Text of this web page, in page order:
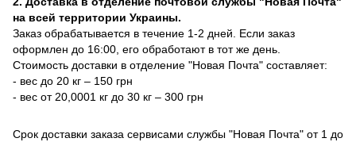
на всей территории Украины.
Заказ обрабатывается в течение 1-2 дней. Если заказ
оформлен до 16:00, его обработают в тот же день.
Стоимость доставки в отделение "Новая Почта" составляет:
- вес до 20 кг – 150 грн
- вес от 20,0001 кг до 30 кг – 300 грн
Срок доставки заказа сервисами службы "Новая Почта" от 1 до